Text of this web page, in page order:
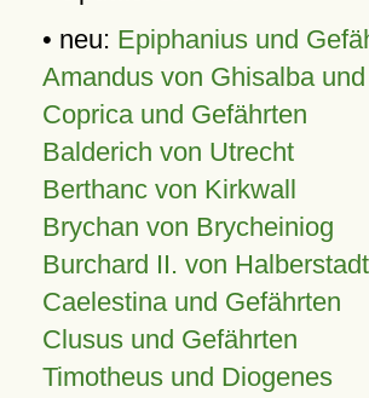
• neu: Epiphanius und
Amandus von Ghisalba
Coprica und Gefährten
Balderich von Utrecht
Berthanc von Kirkwall
Brychan von Brycheiniog
Burchard II. von Halberstadt
Caelestina und Gefährten
Clusus und Gefährten
Timotheus und Diogenes